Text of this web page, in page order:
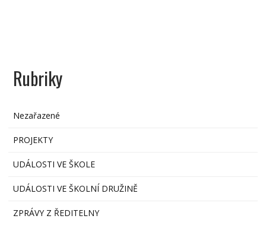
Rubriky
Nezařazené
PROJEKTY
UDÁLOSTI VE ŠKOLE
UDÁLOSTI VE ŠKOLNÍ DRUŽINĚ
ZPRÁVY Z ŘEDITELNY